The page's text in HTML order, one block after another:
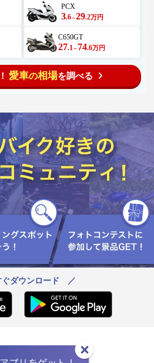
PCX
3.6～29.2万円
C650GT
27.1 ～ 74.6万円
愛車の相場を調べる
ダウンロード ／